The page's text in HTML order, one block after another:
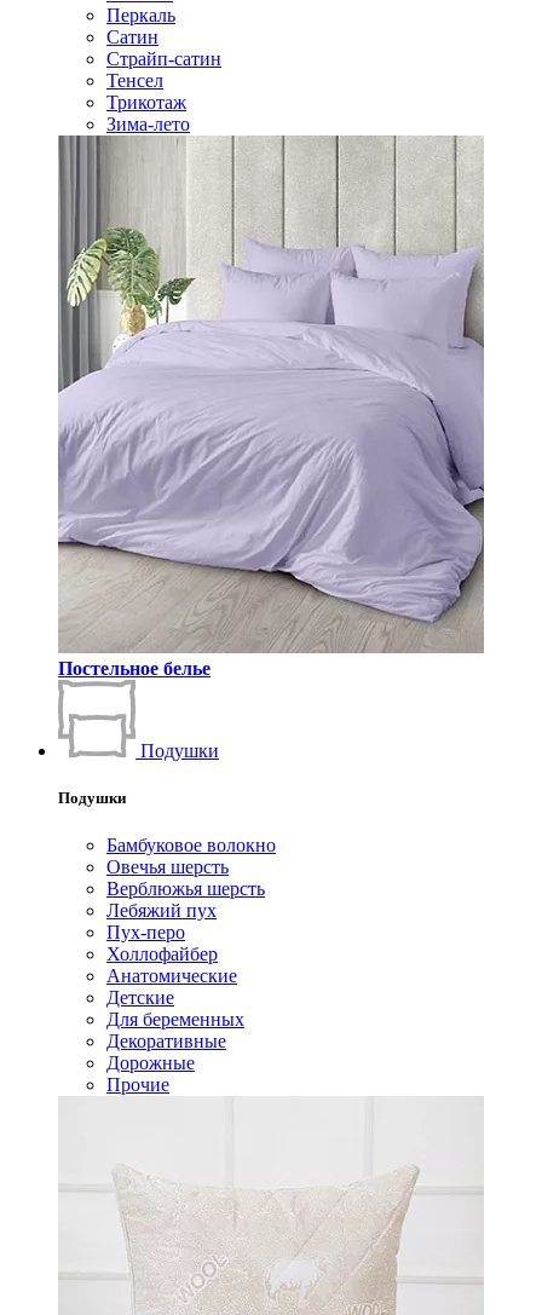
Перкаль
Сатин
Страйп-сатин
Тенсел
Трикотаж
Зима-лето
Постельное белье
Подушки
Подушки
Бамбуковое волокно
Овечья шерсть
Верблюжья шерсть
Лебяжий пух
Пух-перо
Холлофайбер
Анатомические
Детские
Для беременных
Декоративные
Дорожные
Прочие